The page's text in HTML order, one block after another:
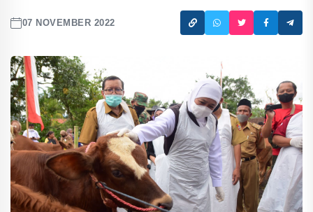
07 NOVEMBER 2022